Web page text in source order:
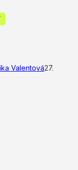
Valentová27.